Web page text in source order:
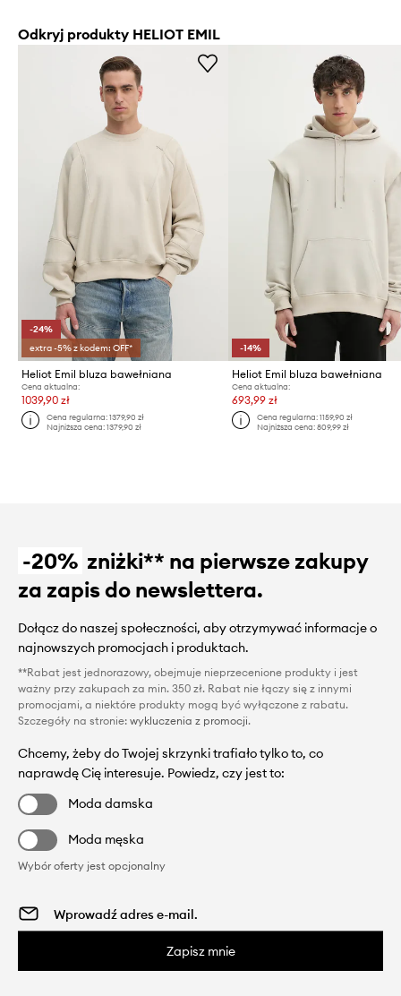
Odkryj produkty HELIOT EMIL
-24%
extra -5% z kodem: OFF*
Heliot Emil bluza bawełniana
Cena aktualna:
1039,90 zł
Cena regularna:1379,90 zł
Najniższa cena:1379,90 zł
-14%
Heliot Emil bluza bawełniana
Cena aktualna:
693,99 zł
Cena regularna: 1159,90 zł
Najniższa cena: 809,99 zł
-20% zniżki** na pierwsze zakupy
za zapis do newslettera.
Dołącz do naszej społeczności, aby otrzymywać informacje o
najnowszych promocjach i produktach.
**Rabat jest jednorazowy, obejmuje nieprzecenione produkty i jest
ważny przy zakupach za min. 350 zł. Rabat nie łączy się z innymi
promocjami, a niektóre produkty mogą być wyłączone z rabatu.
Szczegóły na stronie: wykluczenia z promocji.
Chcemy, żeby do Twojej skrzynki trafiało tylko to, co
naprawdę Cię interesuje. Powiedz, czy jest to:
Moda damska
Moda męska
Wybór oferty jest opcjonalny
Zapisz mnie